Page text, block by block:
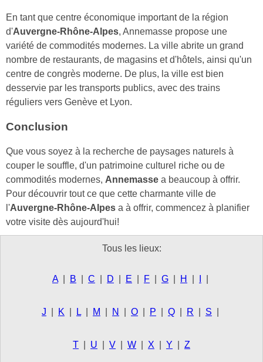
En tant que centre économique important de la région
d'Auvergne-Rhône-Alpes, Annemasse propose une
variété de commodités modernes. La ville abrite un grand
nombre de restaurants, de magasins et d'hôtels, ainsi qu'un
centre de congrès moderne. De plus, la ville est bien
desservie par les transports publics, avec des trains
réguliers vers Genève et Lyon.
Conclusion
Que vous soyez à la recherche de paysages naturels à
couper le souffle, d'un patrimoine culturel riche ou de
commodités modernes, Annemasse a beaucoup à offrir.
Pour découvrir tout ce que cette charmante ville de
l'Auvergne-Rhône-Alpes a à offrir, commencez à planifier
votre visite dès aujourd'hui!
Tous les lieux:
A B C D E F G H
J K L M N O P Q R S
T U V W X Y Z